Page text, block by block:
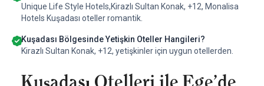
Unique Life Style Hotels,Kirazlı Sultan Konak, +12, Monalisa
Hotels Kuşadası oteller romantik.
Kuşadası Bölgesinde Yetişkin Oteller Hangileri?
Kirazlı Sultan Konak, +12, yetişkinler için uygun otellerden.